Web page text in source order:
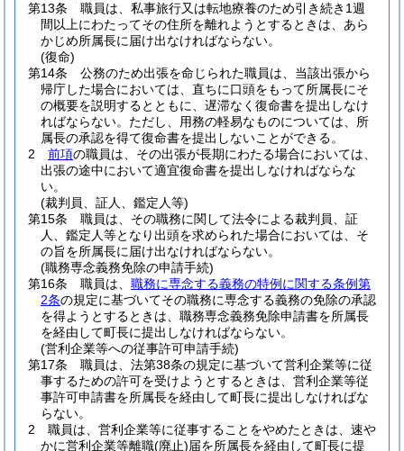
第13条
職員は、私事旅行又は転地療養のため引き続き1週
間以上にわたってその住所を離れようとするときは、あら
かじめ所属長に届け出なければならない。
(復命)
第14条
公務のため出張を命じられた職員は、当該出張から
帰庁した場合においては、直ちに口頭をもって所属長にそ
の概要を説明するとともに、遅滞なく復命書を提出しなけ
ればならない。 ただし、用務の軽易なものについては、所
属長の承認を得て復命書を提出しないことができる。
2
前項の職員は、その出張が長期にわたる場合においては、
出張の途中において適宜復命書を提出しなければならな
い。
(裁判員、証人、鑑定人等)
第15条
職員は、その職務に関して法令による裁判員、証
人、鑑定人等となり出頭を求められた場合においては、そ
の旨を所属長に届け出なければならない。
(職務専念義務免除の申請手続)
第16条
職員は、 職務に専念する義務の特例に関する条例第
2条の規定に基づいてその職務に専念する義務の免除の承認
を得ようとするときは、職務専念義務免除申請書を所属長
を経由して町長に提出しなければならない。
(営利企業等への従事許可申請手続)
第17条
職員は、法第38条の規定に基づいて営利企業等に従
事するための許可を受けようとするときは、営利企業等従
事許可申請書を所属長を経由して町長に提出しなければな
らない。
2
職員は、営利企業等に従事することをやめたときは、速や
かに営利企業等離職(廃止)届を所属長を経由して町長に提